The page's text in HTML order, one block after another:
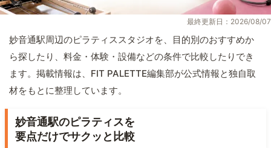
最終更新日：2026/08/07
妙音通駅周辺のピラティススタジオを、目的別のおすすめか
ら探したり、料金・体験・設備などの条件で比較したりでき
ます。掲載情報は、FIT PALETTE編集部が公式情報と独自取
材をもとに整理しています。
妙音通駅のピラティスを
要点だけでサクッと比較